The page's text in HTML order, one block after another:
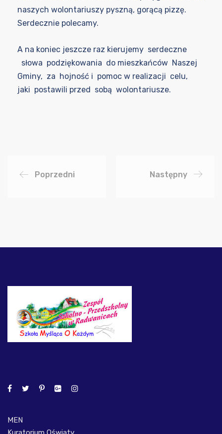
naszych wolontariuszy pyszną, gorącą pizzę.
Serdecznie polecamy.
A na koniec jeszcze raz kierujemy serdeczne
słowa podziękowania do mieszkańców Naszej
Gminy, za hojność i pomoc w realizacji celu,
jaki postawili przed sobą wolontariusze.
Poprzedni Następny
MEN